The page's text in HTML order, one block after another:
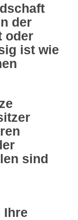
der
oder
ist wie
sind
Ihre